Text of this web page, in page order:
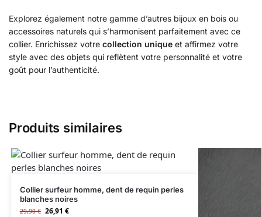
Explorez également notre gamme d’autres bijoux en bois ou
accessoires naturels qui s’harmonisent parfaitement avec ce
collier. Enrichissez votre collection unique et affirmez votre
style avec des objets qui reflètent votre personnalité et votre
goût pour l’authenticité.
Produits similaires
Collier surfeur homme, dent de requin perles
blanches noires
29,90€ 26,91 €